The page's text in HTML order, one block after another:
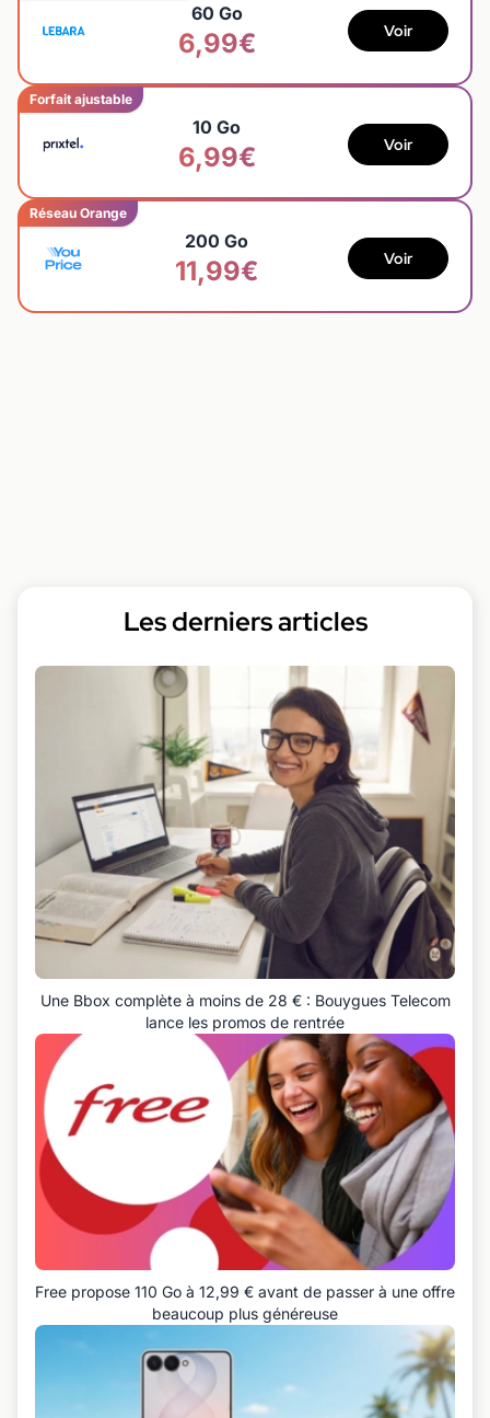
60 Go
6,99€ Voir
Forfait ajustable
10 Go
6,99€ Voir
Réseau Orange
200 Go
11,99€ Voir
Les derniers articles
Une Bbox complète à moins de 28 € : Bouygues Telecom
lance les promos de rentrée
Free propose 110 Go à 12,99 € avant de passer à une offre
beaucoup plus généreuse